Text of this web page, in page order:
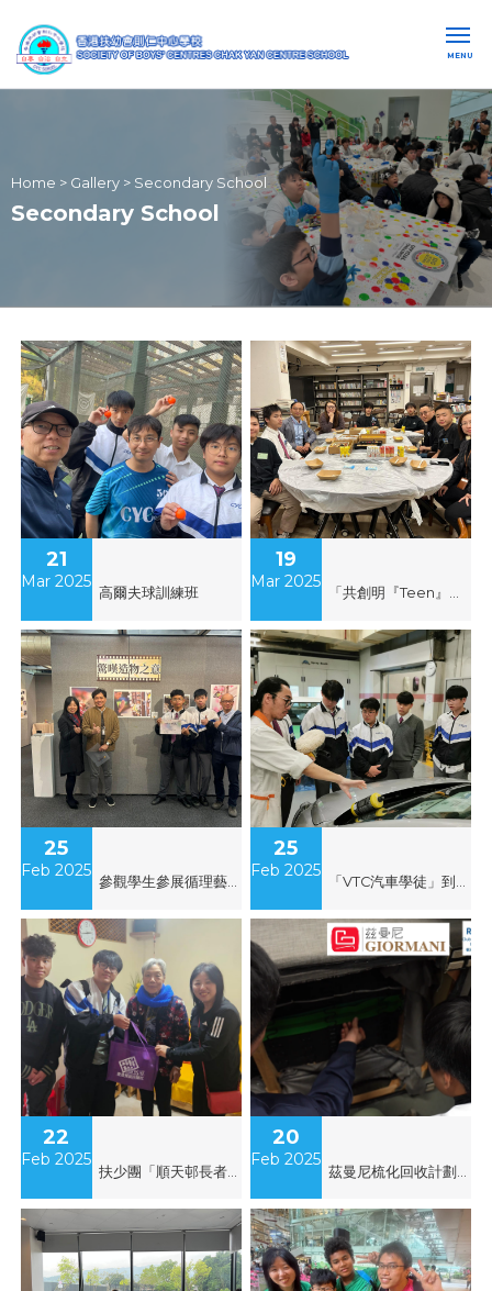
MENU
Home > Gallery > Secondary School
Secondary School
21
Mar 2025
高爾夫球訓練班
19
Mar 2025
「共創明『Teen』計劃」學員友師聚會
25
Feb 2025
參觀學生參展循理藝術節The Here And Now 攝影展覽
25
Feb 2025
「VTC汽車學徒」到「BMW寶馬工程師」參觀及體驗活動
22
Feb 2025
20
Feb 2025